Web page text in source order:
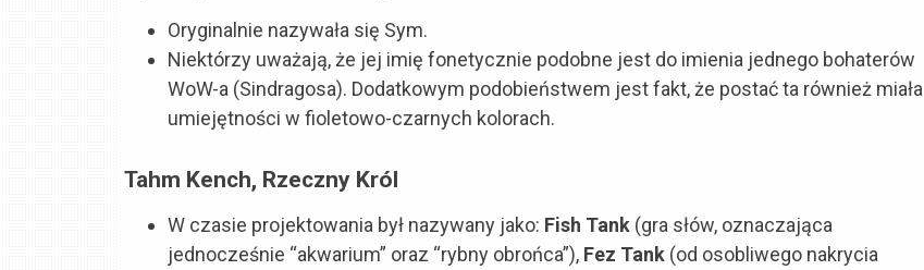
Oryginalnie nazywała się Sym.
Niektórzy uważają, że jej imię fonetycznie podobne jest do imienia jednego bohaterów
WoW-a (Sindragosa). Dodatkowym podobieństwem jest fakt, że postać ta również miała
umiejętności w fioletowo-czarnych kolorach.
Tahm Kench, Rzeczny Król
W czasie projektowania był nazywany jako: Fish Tank (gra słów, oznaczająca
jednocześnie “akwarium” oraz “rybny obrońca”), Fez Tank (od osobliwego nakrycia